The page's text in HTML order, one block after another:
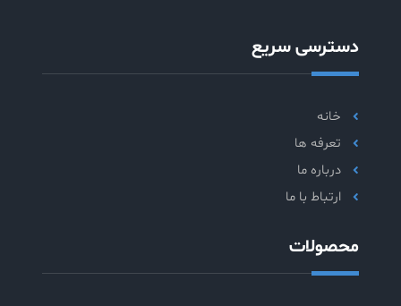
دسترسی سریع
خانه
تعرفه ها
درباره ما
ارتباط با ما
محصولات